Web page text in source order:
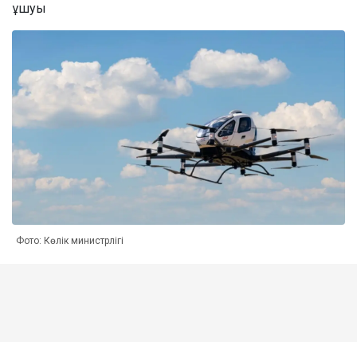
ұшуы
Фото: Көлік министрлігі